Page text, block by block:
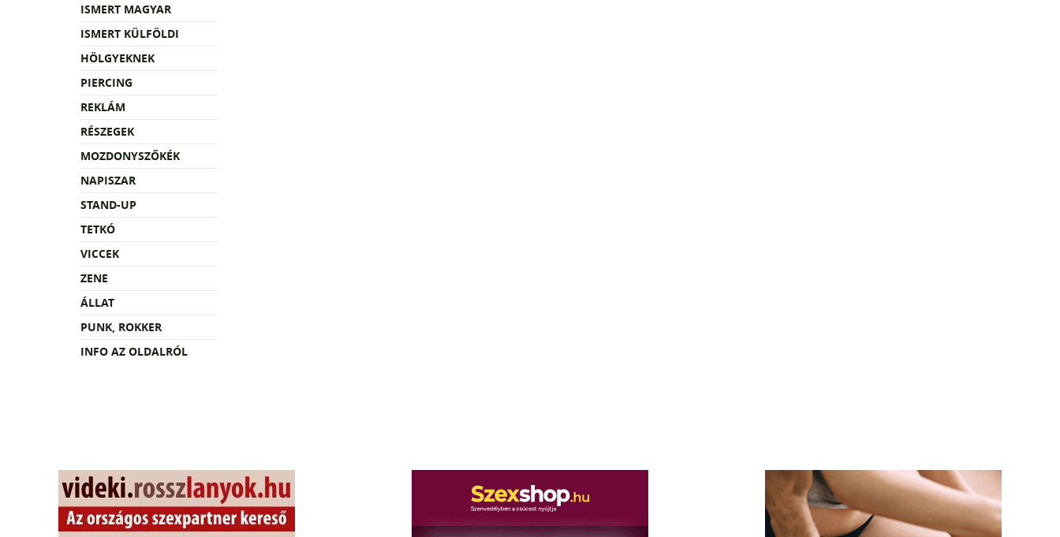
ISMERT MAGYAR
ISMERT KÜLFÖLDI
HÖLGYEKNEK
PIERCING
REKLÁM
RÉSZEGEK
MOZDONYSZŐKÉK
NAPISZAR
STAND-UP
TETKÓ
VICCEK
ZENE
ÁLLAT
PUNK, ROKKER
INFO AZ OLDALRÓL